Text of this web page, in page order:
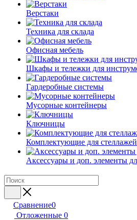
Верстаки
Техника для склада
Офисная мебель
Шкафы и тележки для
Гардеробные системы
Мусорные контейнеры
Ключницы
Комплектующие для стеллажей
Аксессуары и доп. элементы
Сравнение0
Отложенные 0